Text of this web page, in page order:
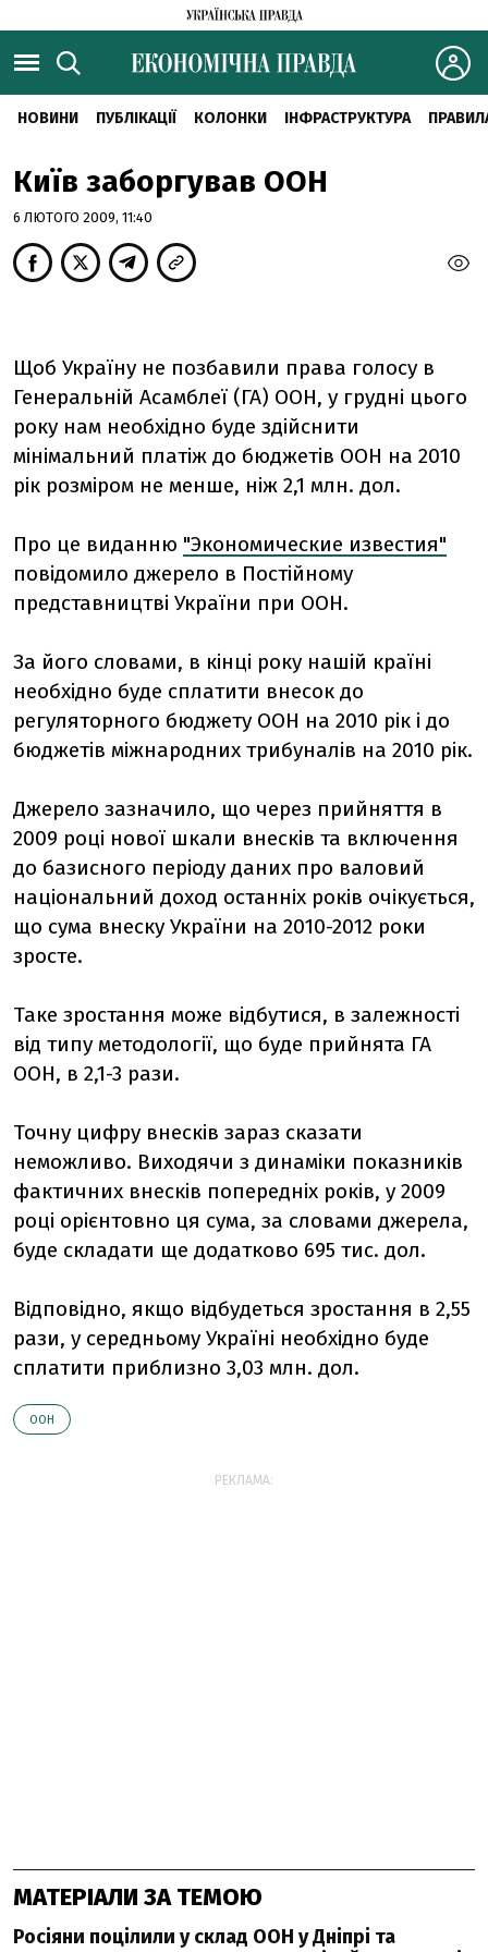
НОВИНИ ПУБЛІКАЦІЇ КОЛОНКИ ІНФРАСТРУКТУРА
Київ заборгував ООН
6 ЛЮТОГО 2009, 11:40
Щоб Україну не позбавили права голосу в
Генеральній Асамблеї (ГА) ООН, у грудні цього
року нам необхідно буде здійснити
мінімальний платіж до бюджетів ООН на 2010
рік розміром не менше, ніж 2,1 млн. дол.
Про це виданню "Экономические известия"
повідомило джерело в Постійному
представництві України при ООН.
За його словами, в кінці року нашій країні
необхідно буде сплатити внесок до
регуляторного бюджету ООН на 2010 рік і до
бюджетів міжнародних трибуналів на 2010 рік.
Джерело зазначило, що через прийняття в
2009 році нової шкали внесків та включення
до базисного періоду даних про валовий
національний доход останніх років очікується,
що сума внеску України на 2010-2012 роки
зросте.
Таке зростання може відбутися, в залежності
від типу методології, що буде прийнята ГА
ООН, в 2,1-3 рази.
Точну цифру внесків зараз сказати
неможливо. Виходячи з динаміки показників
фактичних внесків попередніх років, у 2009
році орієнтовно ця сума, за словами джерела,
буде складати ще додатково 695 тис. дол.
Відповідно, якщо відбудеться зростання в 2,55
рази, у середньому Україні необхідно буде
сплатити приблизно 3,03 млн. дол.
ООН
РЕКЛАМА:
МАТЕРІАЛИ ЗА ТЕМОЮ
Росіяни поцілили у склад ООН у Дніпрі та